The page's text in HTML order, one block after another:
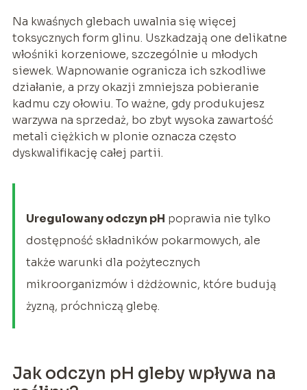
Na kwaśnych glebach uwalnia się więcej
toksycznych form glinu. Uszkadzają one delikatne
włośniki korzeniowe, szczególnie u młodych
siewek. Wapnowanie ogranicza ich szkodliwe
działanie, a przy okazji zmniejsza pobieranie
kadmu czy ołowiu. To ważne, gdy produkujesz
warzywa na sprzedaż, bo zbyt wysoka zawartość
metali ciężkich w plonie oznacza często
dyskwalifikację całej partii.
Uregulowany odczyn pH poprawia nie tylko
dostępność składników pokarmowych, ale
także warunki dla pożytecznych
mikroorganizmów i dżdżownic, które budują
żyzną, próchniczą glebę.
Jak odczyn pH gleby wpływa na